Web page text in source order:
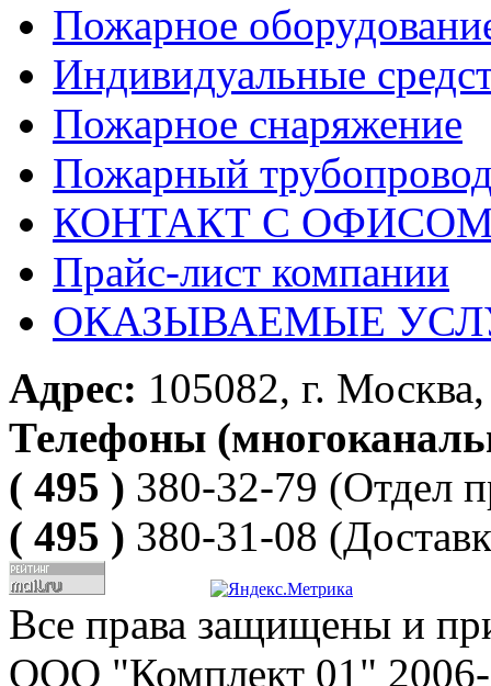
Пожарное
Индивидуальные
Пожарное снаряжение
Пожарный
КОНТАКТ С ОФИСОМ
Прайс-лист компании
ОКАЗЫВАЕМЫЕ
Адрес: 105082, г.
Телефоны
( 495 ) 380-32-79 (Отдел
( 495 ) 380-31-08
Все права защищены и
ООО "Комплект 01" 2006-